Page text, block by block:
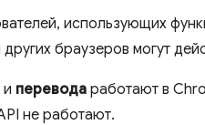
использующих
браузеров могут
и перевода работают в
не работают.